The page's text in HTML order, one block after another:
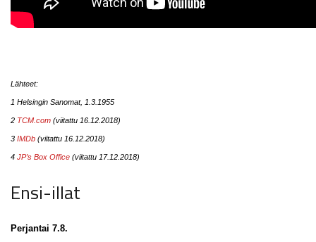
Lähteet:
1 Helsingin Sanomat, 1.3.1955
2 TCM.com (viitattu 16.12.2018)
3 IMDb (viitattu 16.12.2018)
4 JP’s Box Office (viitattu 17.12.2018)
Ensi-illat
Perjantai 7.8.